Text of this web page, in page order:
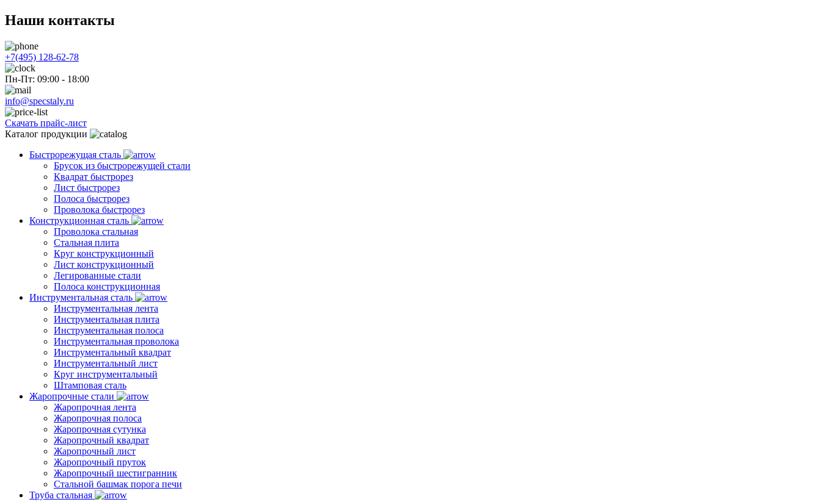
Наши контакты
+7(495) 128-62-78
Пн-Пт: 09:00 - 18:00
info@specstaly.ru
Скачать прайс-лист
Каталог продукции
Быстрорежущая сталь
Брусок из быстрорежущей стали
Квадрат быстрорез
Лист быстрорез
Полоса быстрорез
Проволока быстрорез
Конструкционная сталь
Проволока стальная
Стальная плита
Круг конструкционный
Лист конструкционный
Легированные стали
Полоса конструкционная
Инструментальная сталь
Инструментальная лента
Инструментальная плита
Инструментальная полоса
Инструментальная проволока
Инструментальный квадрат
Инструментальный лист
Круг инструментальный
Штамповая сталь
Жаропрочные стали
Жаропрочная лента
Жаропрочная полоса
Жаропрочная сутунка
Жаропрочный квадрат
Жаропрочный лист
Жаропрочный пруток
Жаропрочный шестигранник
Стальной башмак порога печи
Труба стальная